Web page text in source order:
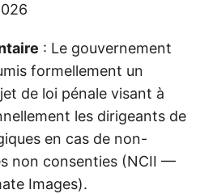
: Le gouvernement
formellement un
de loi pénale visant à
les dirigeants de
en cas de non-
non consenties (NCII —
Images).